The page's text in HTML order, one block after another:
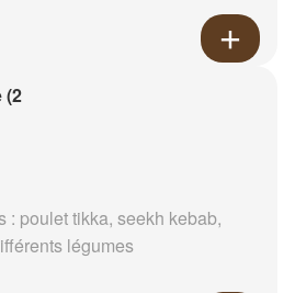
(2
: poulet tikka, seekh kebab,
légumes